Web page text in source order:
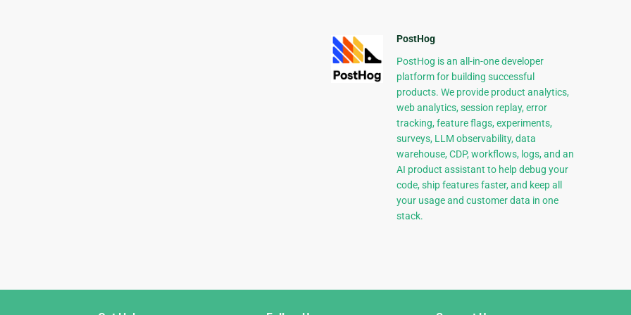
PostHog
PostHog is an all-in-one developer
platform for building successful
products. We provide product analytics,
web analytics, session replay, error
tracking, feature flags, experiments,
surveys, LLM observability, data
warehouse, CDP, workflows, logs, and an
AI product assistant to help debug your
code, ship features faster, and keep all
your usage and customer data in one
stack.